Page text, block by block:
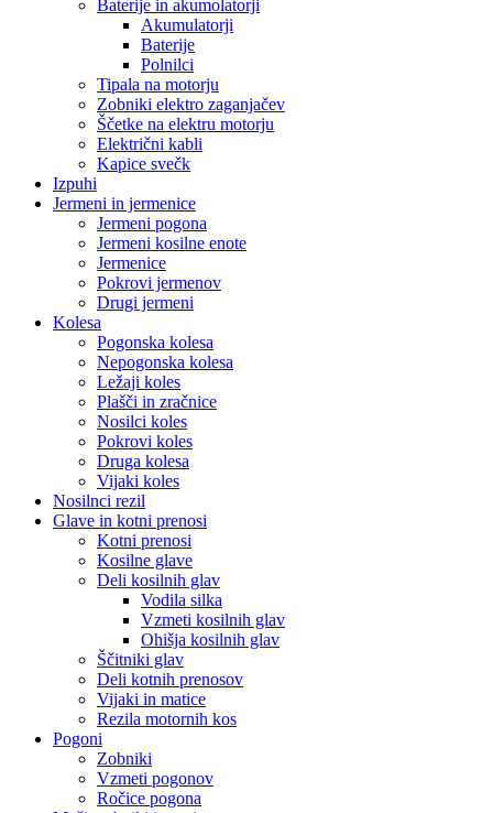
Baterije in akumolatorji
Akumulatorji
Baterije
Polnilci
Tipala na motorju
Zobniki elektro zaganjačev
Ščetke na elektru motorju
Električni kabli
Kapice svečk
Izpuhi
Jermeni in jermenice
Jermeni pogona
Jermeni kosilne enote
Jermenice
Pokrovi jermenov
Drugi jermeni
Kolesa
Pogonska kolesa
Nepogonska kolesa
Ležaji koles
Plašči in zračnice
Nosilci koles
Pokrovi koles
Druga kolesa
Vijaki koles
Nosilnci rezil
Glave in kotni prenosi
Kotni prenosi
Kosilne glave
Deli kosilnih glav
Vodila silka
Vzmeti kosilnih glav
Ohišja kosilnih glav
Ščitniki glav
Deli kotnih prenosov
Vijaki in matice
Rezila motornih kos
Pogoni
Zobniki
Vzmeti pogonov
Ročice pogona